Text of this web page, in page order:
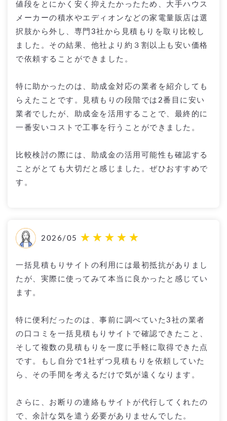
値段をとにかく安く抑えたかったため、大手ハウス
メーカーの積水やエディオンなどの家電量販店は選
択肢から外し、専門3社から見積もりを取り比較し
ました。その結果、他社より約３割以上も安い価格
で依頼することができました。
特に助かったのは、助成金対応の業者を紹介しても
らえたことです。見積もりの段階では2番目に安い
業者でしたが、助成金を活用することで、最終的に
一番安いコストで工事を行うことができました。
比較検討の際には、助成金の活用可能性も確認する
ことがとても大切だと感じました。ぜひおすすめで
す。
2026/05
一括見積もりサイトの利用には最初抵抗がありまし
たが、実際に使ってみて本当に良かったと感じてい
ます。
特に便利だったのは、事前に調べていた3社の業者
の口コミを一括見積もりサイトで確認できたこと、
そして複数の見積もりを一度に手軽に取得できた点
です。もし自分で1社ずつ見積もりを依頼していた
ら、その手間を考えるだけで気が遠くなります。
さらに、お断りの連絡もサイトが代行してくれたの
で、余計な気を遣う必要がありませんでした。